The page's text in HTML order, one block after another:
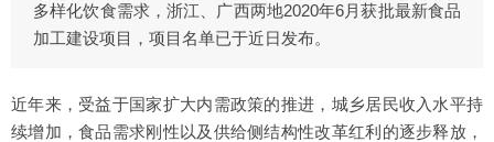
多样化饮食需求，浙江、广西两地2020年6月获批最新食品
加工建设项目，项目名单已于近日发布。
近年来，受益于国家扩大内需政策的推进，城乡居民收入水平持
续增加，食品需求刚性以及供给侧结构性改革红利的逐步释放，